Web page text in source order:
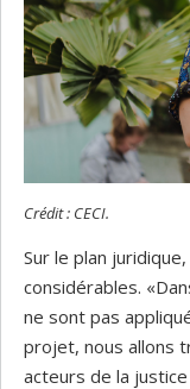
Crédit : CECI.
Sur le plan
considérables.
ne sont pas
projet, nous allons
acteurs de la